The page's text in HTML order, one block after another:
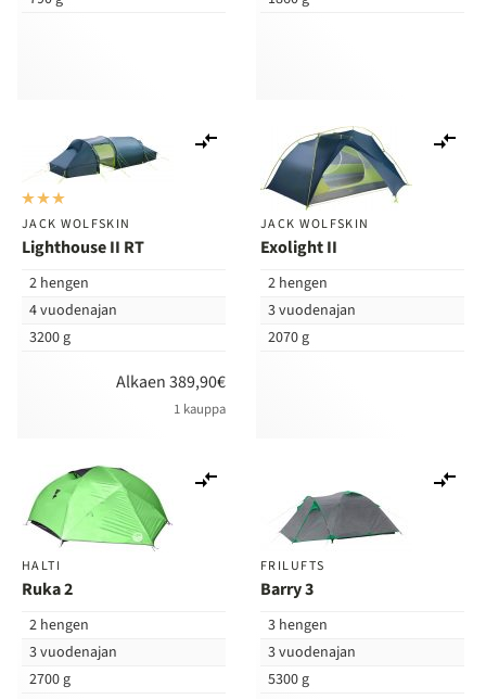
JACK WOLFSKIN
Lighthouse II RT
2 hengen
4 vuodenajan
3200 g
Alkaen 389,90€
1 kauppa
vertailuun
JACK WOLFSKIN
Exolight II
2 hengen
3 vuodenajan
2070 g
HALTI
Ruka 2
2 hengen
3 vuodenajan
2700 g
FRILUFTS
Barry 3
3 hengen
3 vuodenajan
5300 g